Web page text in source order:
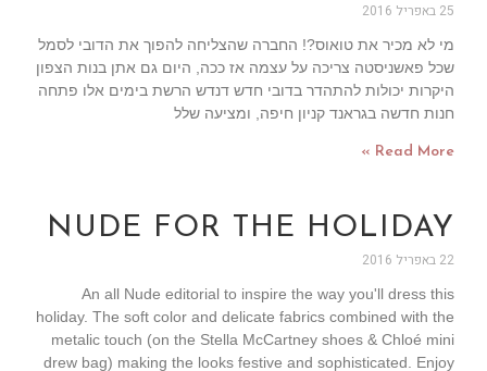
25 באפריל 2016
מי לא מכיר את טואוס?! החברה שהצליחה להפוך את הדובי לסמל
שכל פאשניסטה צריכה על עצמה אז ככה, היום גם אתן בנות הצפון
היקרות יכולות להתהדר בדובי חדש דנדש הרשת בימים אלו פתחה
חנות חדשה בגראנד קניון חיפה, ומציעה שלל
Read More »
NUDE FOR THE HOLIDAY
22 באפריל 2016
An all Nude editorial to inspire the way you'll dress this
holiday. The soft color and delicate fabrics combined with the
metalic touch (on the Stella McCartney shoes & Chloé mini
drew bag) making the looks festive and sophisticated. Enjoy